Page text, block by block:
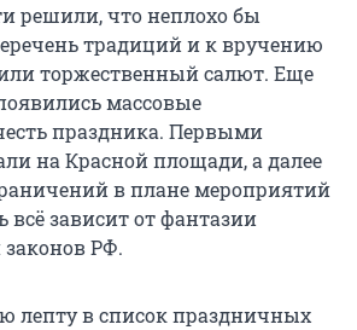
решили, что неплохо бы
традиций и к вручению
торжественный салют. Еще
массовые
праздника. Первыми
на Красной площади, а далее
в плане мероприятий
всё зависит от фантазии
законов РФ.
лепту в список праздничных